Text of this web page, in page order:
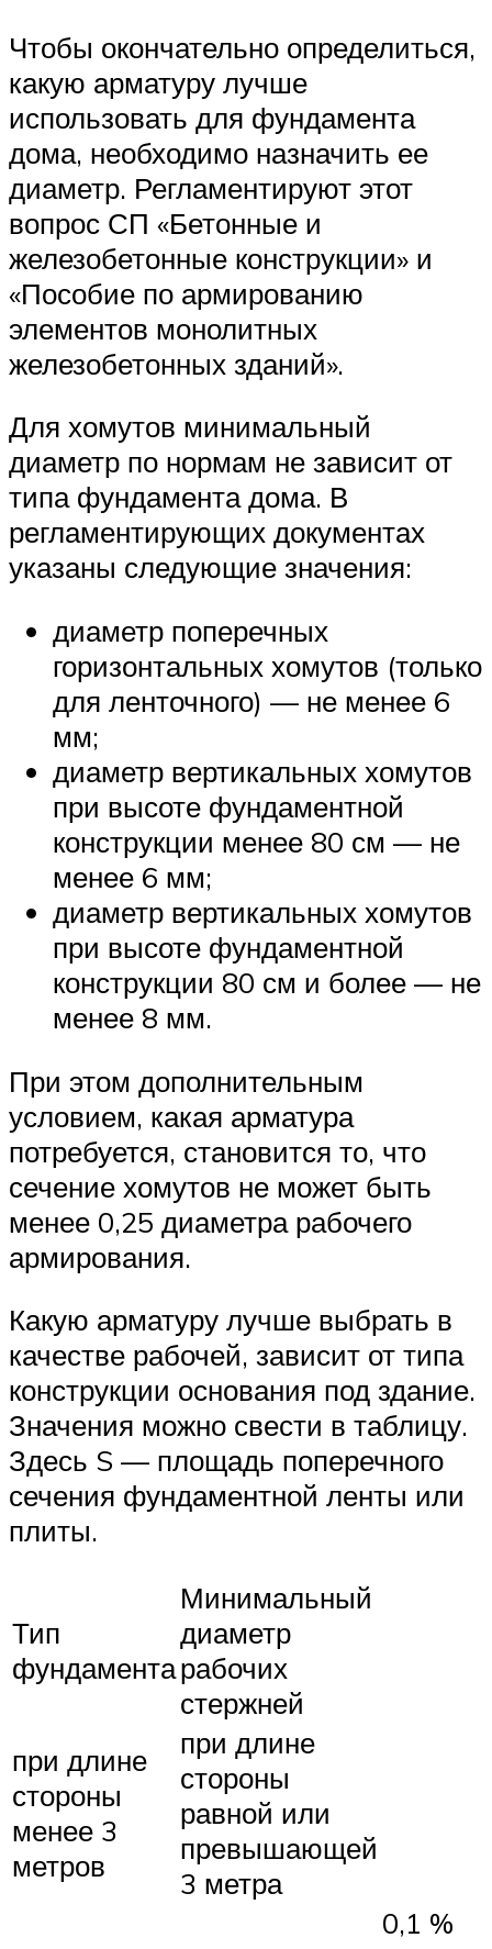
Чтобы окончательно определиться,
какую арматуру лучше
использовать для фундамента
дома, необходимо назначить ее
диаметр. Регламентируют этот
вопрос СП «Бетонные и
железобетонные конструкции» и
«Пособие по армированию
элементов монолитных
железобетонных зданий».
Для хомутов минимальный
диаметр по нормам не зависит от
типа фундамента дома. В
регламентирующих документах
указаны следующие значения:
диаметр поперечных
горизонтальных хомутов (только
для ленточного) — не менее 6
мм;
диаметр вертикальных хомутов
при высоте фундаментной
конструкции менее 80 см — не
менее 6 мм;
диаметр вертикальных хомутов
при высоте фундаментной
конструкции 80 см и более — не
менее 8 мм.
При этом дополнительным
условием, какая арматура
потребуется, становится то, что
сечение хомутов не может быть
менее 0,25 диаметра рабочего
армирования.
Какую арматуру лучше выбрать в
качестве рабочей, зависит от типа
конструкции основания под здание.
Значения можно свести в таблицу.
Здесь S — площадь поперечного
сечения фундаментной ленты или
плиты.
Тип
фундамента
Минимальный
диаметр
рабочих
стержней
при длине
стороны
менее 3
метров
при длине
стороны
равной или
превышающей
3 метра
0,1 %